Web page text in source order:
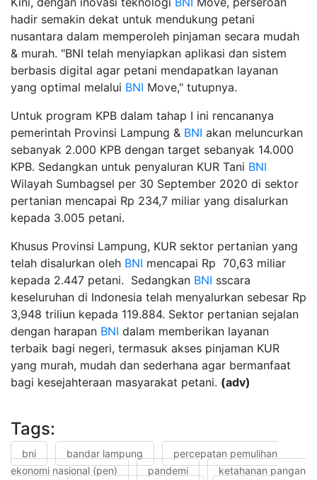
hadir semakin dekat untuk mendukung petani
nusantara dalam memperoleh pinjaman secara mudah
& murah. "BNI telah menyiapkan aplikasi dan sistem
berbasis digital agar petani mendapatkan layanan
yang optimal melalui BNI Move," tutupnya.
Untuk program KPB dalam tahap I ini rencananya
pemerintah Provinsi Lampung & BNI akan meluncurkan
sebanyak 2.000 KPB dengan target sebanyak 14.000
KPB. Sedangkan untuk penyaluran KUR Tani BNI
Wilayah Sumbagsel per 30 September 2020 di sektor
pertanian mencapai Rp 234,7 miliar yang disalurkan
kepada 3.005 petani.
Khusus Provinsi Lampung, KUR sektor pertanian yang
telah disalurkan oleh BNI mencapai Rp 70,63 miliar
kepada 2.447 petani. Sedangkan BNI sscara
keseluruhan di Indonesia telah menyalurkan sebesar Rp
3,948 triliun kepada 119.884. Sektor pertanian sejalan
dengan harapan BNI dalam memberikan layanan
terbaik bagi negeri, termasuk akses pinjaman KUR
yang murah, mudah dan sederhana agar bermanfaat
bagi kesejahteraan masyarakat petani. (adv)
Tags:
bni bandar lampung
percepatan pemulihan
ekonomi nasional (pen)
pandemi
ketahanan pangan